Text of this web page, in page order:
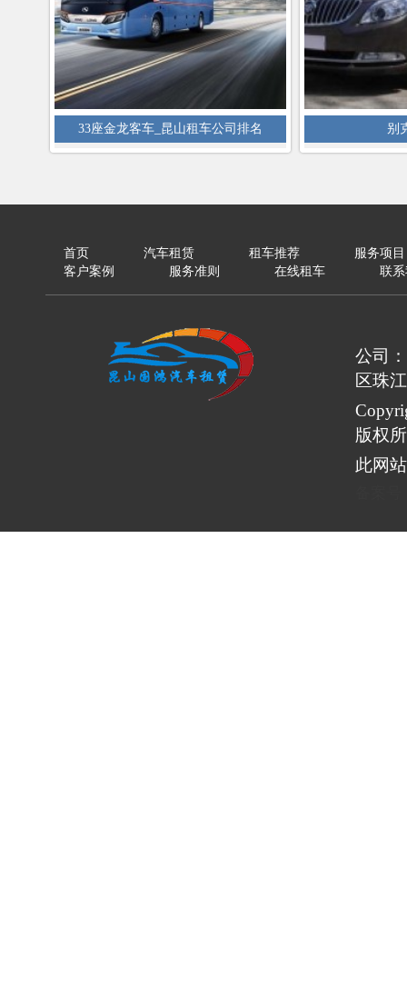
33座金龙客车_昆山租车公司排名 别
首页 汽车租赁 租车推荐
服务项目
客户案例
服务准则 在线租车 联
公司
区珠
版权
此网